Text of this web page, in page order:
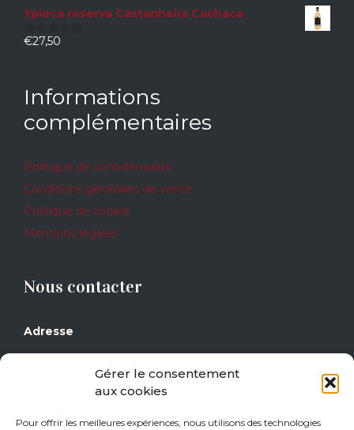
Gérer le consentement
aux cookies
Pour offrir les meilleures expériences, nous utilisons des technologies
5
Ypioca reserva Castanheira Cachaca
0
€27,50
Informations
complémentaires
Politique de confidentialité
Conditions générales de vente
Politique de cookie
Mentions légales
Nous contacter
Adresse
1430 Rebecq